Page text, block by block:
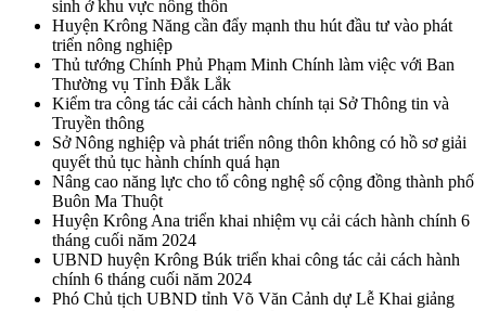
sinh ở khu vực nông thôn
Huyện Krông Năng cần đẩy mạnh thu hút đầu tư vào phát
triển nông nghiệp
Thủ tướng Chính Phủ Phạm Minh Chính làm việc với Ban
Thường vụ Tỉnh Đắk Lắk
Kiểm tra công tác cải cách hành chính tại Sở Thông tin và
Truyền thông
Sở Nông nghiệp và phát triển nông thôn không có hồ sơ giải
quyết thủ tục hành chính quá hạn
Nâng cao năng lực cho tổ công nghệ số cộng đồng thành phố
Buôn Ma Thuột
Huyện Krông Ana triển khai nhiệm vụ cải cách hành chính 6
tháng cuối năm 2024
UBND huyện Krông Búk triển khai công tác cải cách hành
chính 6 tháng cuối năm 2024
Phó Chủ tịch UBND tỉnh Võ Văn Cảnh dự Lễ Khai giảng